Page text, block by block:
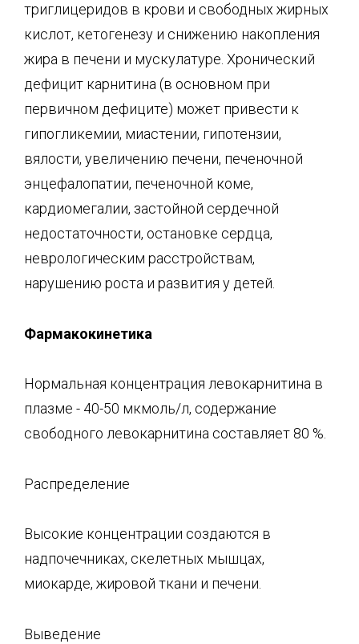
триглицеридов в крови и свободных жирных
кислот, кетогенезу и снижению накопления
жира в печени и мускулатуре. Хронический
дефицит карнитина (в основном при
первичном дефиците) может привести к
гипогликемии, миастении, гипотензии,
вялости, увеличению печени, печеночной
энцефалопатии, печеночной коме,
кардиомегалии, застойной сердечной
недостаточности, остановке сердца,
неврологическим расстройствам,
нарушению роста и развития у детей.
Фармакокинетика
Нормальная концентрация левокарнитина в
плазме - 40-50 мкмоль/л, содержание
свободного левокарнитина составляет 80 %.
Распределение
Высокие концентрации создаются в
надпочечниках, скелетных мышцах,
миокарде, жировой ткани и печени.
Выведение